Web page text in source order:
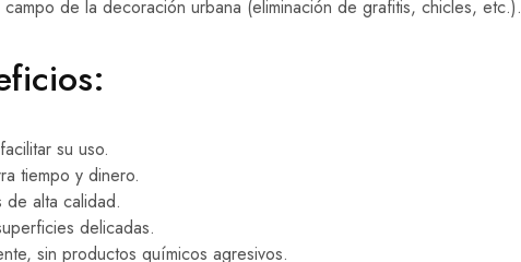
de la decoración urbana (eliminación de grafitis, chicles, etc.).
su uso.
tiempo y dinero.
alta calidad.
delicadas.
sin productos químicos agresivos.